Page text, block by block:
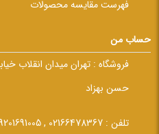
فهرست مقایسه محصولات
حساب من
فروشگاه : تهران میدان انقلاب
حسن بهزاد
تلفن : 02166478367 , 09201691005